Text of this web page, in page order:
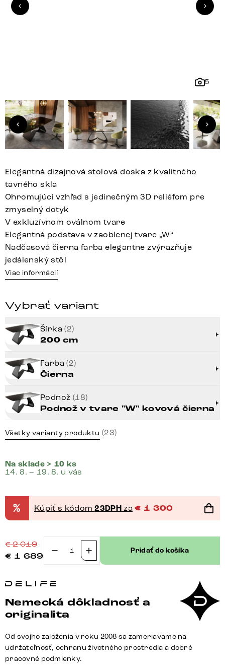
5
Elegantná dizajnová stolová doska z kvalitného
tavného skla
Ohromujúci vzhľad s jedinečným 3D reliéfom pre
zmyselný dotyk
V exkluzívnom oválnom tvare
Elegantná podstava v zaoblenej tvare „W“
Nadčasová čierna farba elegantne zvýrazňuje
jedálenský stôl
Viac informácií
Vybrať variant
Šírka(2)
200 cm
Farba(2)
Čierna
Podnož (18)
Podnož v tvare "W" kovová čierna
Všetky varianty produktu (23)
Na sklade > 10 ks
14. 8. – 19. 8. u vás
% Kúpiť s kódom23DPH za € 1 300
€2 019
€ 1 689
množstvo
stôl
zaoblený
tvar
200x100
reliéfne
sklo
Pridať do košíka
Nemecká dôkladnosť a
originalita
Od svojho založenia v roku 2008 sa zameriavame na
udržateľnosť, ochranu životného prostredia a dobré
pracovné podmienky.